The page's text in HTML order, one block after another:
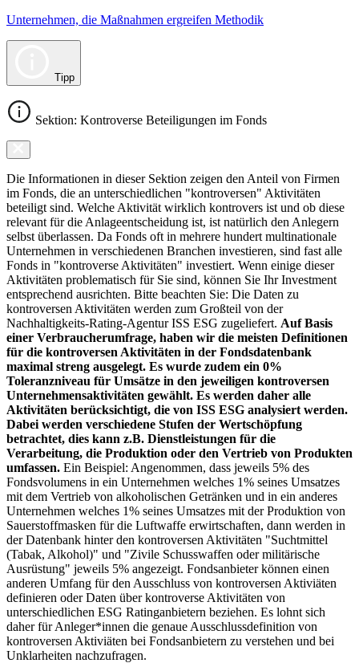
Unternehmen, die Maßnahmen ergreifen Methodik
Tipp
Sektion: Kontroverse Beteiligungen im Fonds
Die Informationen in dieser Sektion zeigen den Anteil von Firmen
im Fonds, die an unterschiedlichen "kontroversen" Aktivitäten
beteiligt sind. Welche Aktivität wirklich kontrovers ist und ob diese
relevant für die Anlageentscheidung ist, ist natürlich den Anlegern
selbst überlassen. Da Fonds oft in mehrere hundert multinationale
Unternehmen in verschiedenen Branchen investieren, sind fast alle
Fonds in "kontroverse Aktivitäten" investiert. Wenn einige dieser
Aktivitäten problematisch für Sie sind, können Sie Ihr Investment
entsprechend ausrichten. Bitte beachten Sie: Die Daten zu
kontroversen Aktivitäten werden zum Großteil von der
Nachhaltigkeits-Rating-Agentur ISS ESG zugeliefert. Auf Basis
einer Verbraucherumfrage, haben wir die meisten Definitionen
für die kontroversen Aktivitäten in der Fondsdatenbank
maximal streng ausgelegt. Es wurde zudem ein 0%
Toleranzniveau für Umsätze in den jeweiligen kontroversen
Unternehmensaktivitäten gewählt. Es werden daher alle
Aktivitäten berücksichtigt, die von ISS ESG analysiert werden.
Dabei werden verschiedene Stufen der Wertschöpfung
betrachtet, dies kann z.B. Dienstleistungen für die
Verarbeitung, die Produktion oder den Vertrieb von Produkten
umfassen. Ein Beispiel: Angenommen, dass jeweils 5% des
Fondsvolumens in ein Unternehmen welches 1% seines Umsatzes
mit dem Vertrieb von alkoholischen Getränken und in ein anderes
Unternehmen welches 1% seines Umsatzes mit der Produktion von
Sauerstoffmasken für die Luftwaffe erwirtschaften, dann werden in
der Datenbank hinter den kontroversen Aktivitäten "Suchtmittel
(Tabak, Alkohol)" und "Zivile Schusswaffen oder militärische
Ausrüstung" jeweils 5% angezeigt. Fondsanbieter können einen
anderen Umfang für den Ausschluss von kontroversen Aktiviäten
definieren oder Daten über kontroverse Aktivitäten von
unterschiedlichen ESG Ratinganbietern beziehen. Es lohnt sich
daher für Anleger*innen die genaue Ausschlussdefinition von
kontroversen Aktiviäten bei Fondsanbietern zu verstehen und bei
Unklarheiten nachzufragen.